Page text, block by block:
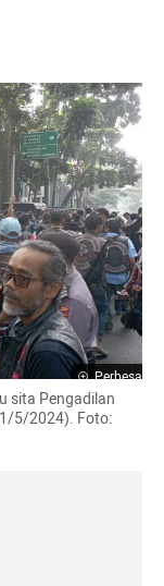
Perbesar
sita Pengadilan
5/2024). Foto: